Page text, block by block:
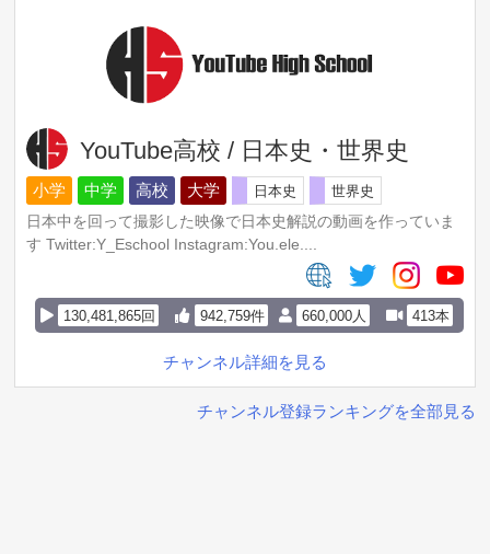
YouTube高校 / 日本史・世界史
小学 中学 高校 大学 日本史
世界史
日本中を回って撮影した映像で日本史解説の動画を作っていま
す Twitter:Y_Eschool Instagram:You.ele....
660,000人 413本
130,481,865回 942,759件
チャンネル詳細を見る
チャンネル登録ランキングを全部見る